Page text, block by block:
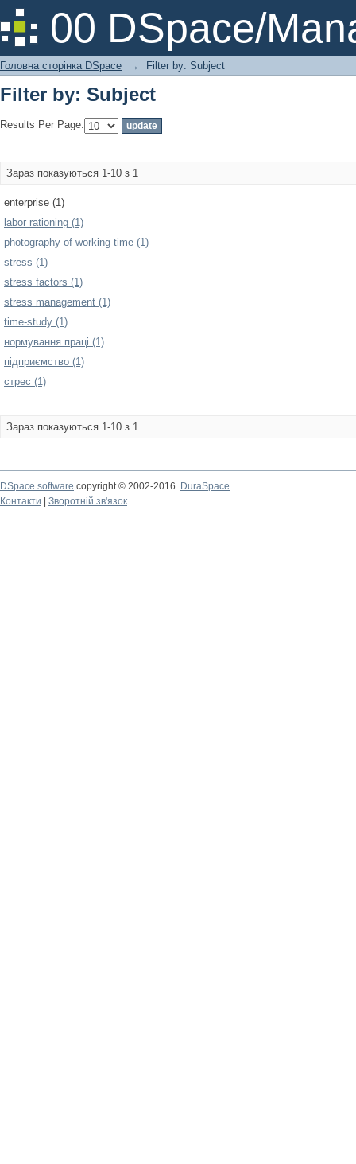
00 DSpace/
Filter by: Subject
Головна сторінка DSpace → Filter by: Subject
Filter by: Subject
Results Per Page:
Зараз показуються 1-10 з 1
enterprise (1)
labor rationing (1)
photography of working time (1)
stress (1)
stress factors (1)
stress management (1)
time-study (1)
нормування праці (1)
підприємство (1)
стрес (1)
Зараз показуються 1-10 з 1
DSpace software copyright © 2002-2016
DuraSpace
Контакти
Зворотній зв'язок